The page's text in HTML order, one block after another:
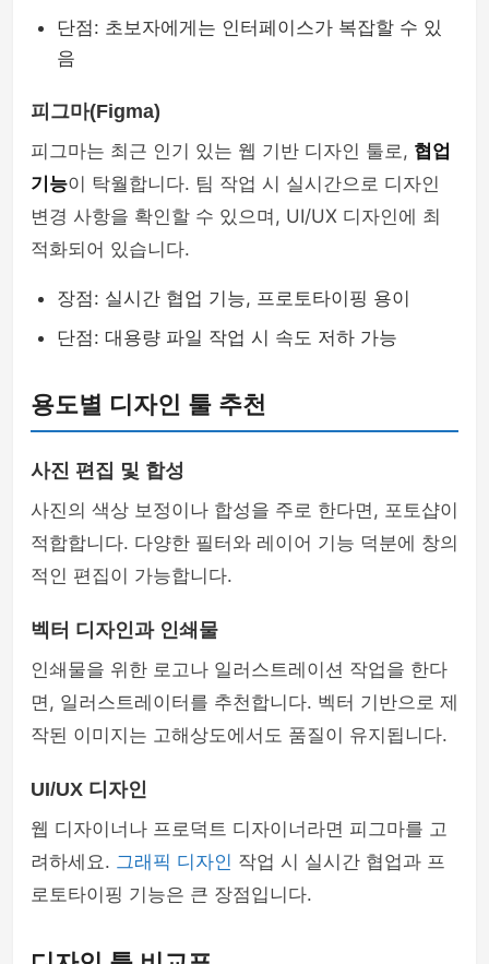
단점: 초보자에게는 인터페이스가 복잡할 수 있
음
피그마(Figma)
피그마는 최근 인기 있는 웹 기반 디자인 툴로, 협업
기능이 탁월합니다. 팀 작업 시 실시간으로 디자인
변경 사항을 확인할 수 있으며, UI/UX 디자인에 최
적화되어 있습니다.
장점: 실시간 협업 기능, 프로토타이핑 용이
단점: 대용량 파일 작업 시 속도 저하 가능
용도별 디자인 툴 추천
사진 편집 및 합성
사진의 색상 보정이나 합성을 주로 한다면, 포토샵이
적합합니다. 다양한 필터와 레이어 기능 덕분에 창의
적인 편집이 가능합니다.
벡터 디자인과 인쇄물
인쇄물을 위한 로고나 일러스트레이션 작업을 한다
면, 일러스트레이터를 추천합니다. 벡터 기반으로 제
작된 이미지는 고해상도에서도 품질이 유지됩니다.
UI/UX 디자인
웹 디자이너나 프로덕트 디자이너라면 피그마를 고
려하세요. 그래픽 디자인 작업 시 실시간 협업과 프
로토타이핑 기능은 큰 장점입니다.